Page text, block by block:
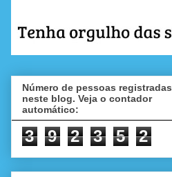
Número de pessoas registradas
neste blog. Veja o contador
automático:
3 9 2 3 5 2